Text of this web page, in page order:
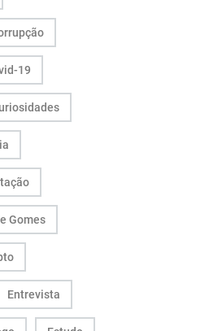
19
Gomes
Entrevista